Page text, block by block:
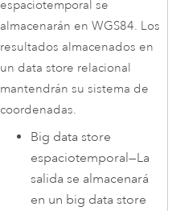
espaciotemporal se
almacenarán en WGS84. Los
resultados almacenados en
un data store relacional
mantendrán su sistema de
coordenadas.
Big data store
espaciotemporal—La
salida se almacenará
en un big data store